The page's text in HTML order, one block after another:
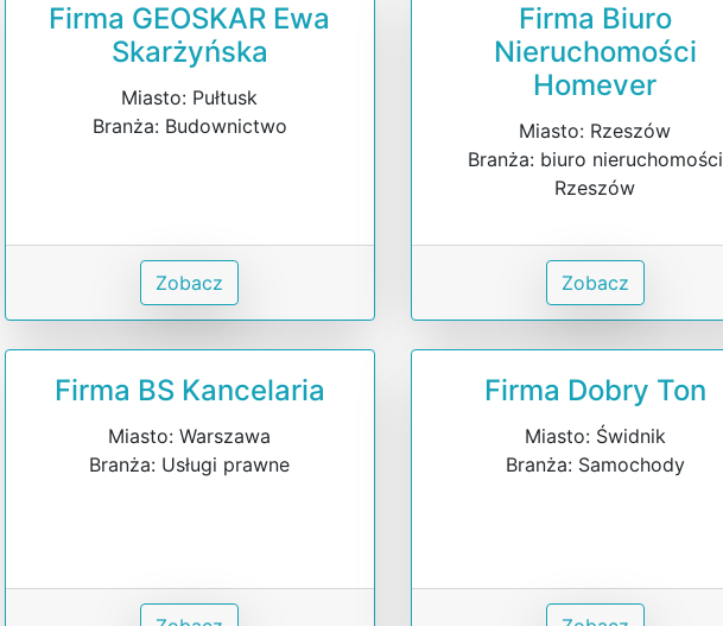
Firma GEOSKAR Ewa
Skarżyńska
Miasto: Pułtusk
Branża: Budownictwo
Zobacz
Firma Biuro
Nieruchomości
Homever
Miasto: Rzeszów
Branża: biuro nieruchomości
Rzeszów
Zobacz
Firma BS Kancelaria
Miasto: Warszawa
Branża: Usługi prawne
Firma Dobry Ton
Miasto: Świdnik
Branża: Samochody